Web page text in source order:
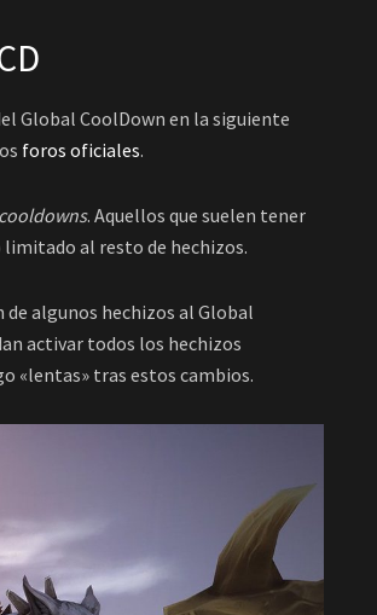
Global CoolDown en la siguiente
foros oficiales.
. Aquellos que suelen tener
limitado al resto de hechizos.
algunos hechizos al Global
activar todos los hechizos
«lentas» tras estos cambios.